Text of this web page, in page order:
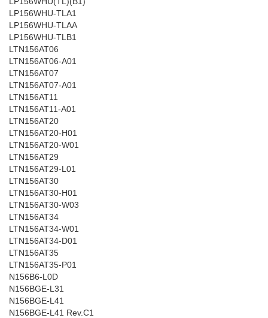
LP156WHU-TLA1
LP156WHU-TLAA
LP156WHU-TLB1
LTN156AT06
LTN156AT06-A01
LTN156AT07
LTN156AT07-A01
LTN156AT11
LTN156AT11-A01
LTN156AT20
LTN156AT20-H01
LTN156AT20-W01
LTN156AT29
LTN156AT29-L01
LTN156AT30
LTN156AT30-H01
LTN156AT30-W03
LTN156AT34
LTN156AT34-W01
LTN156AT34-D01
LTN156AT35
LTN156AT35-P01
N156B6-L0D
N156BGE-L31
N156BGE-L41
N156BGE-L41 Rev.C1